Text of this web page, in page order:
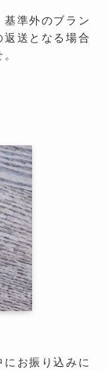
準外のブラン
返送となる場合
お振り込みに